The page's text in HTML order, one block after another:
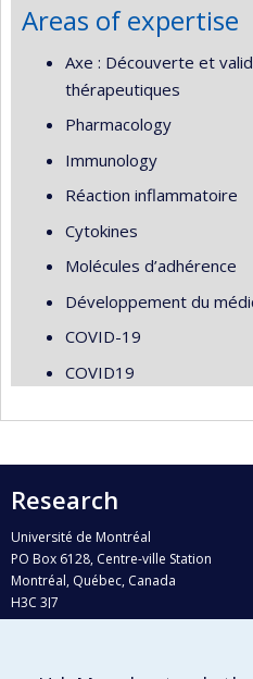
Areas of expertise
Axe : Découverte et
thérapeutiques
Pharmacology
Immunology
Réaction inflammatoire
Cytokines
Molécules d’adhérence
Développement du
COVID-19
COVID19
Research
Université de Montréal
PO Box 6128, Centre-ville Station
Montréal, Québec, Canada
H3C 3J7